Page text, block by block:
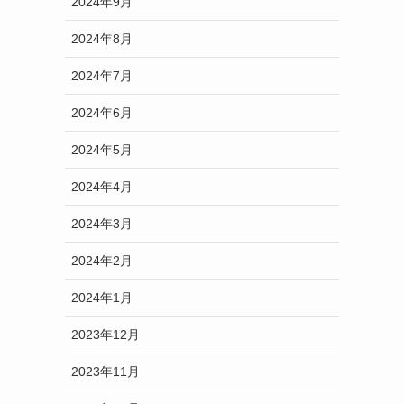
2024年8月
2024年7月
2024年6月
2024年5月
2024年4月
2024年3月
2024年2月
2024年1月
2023年12月
2023年11月